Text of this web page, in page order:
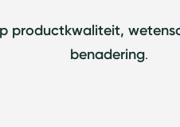
productkwaliteit,
benadering.